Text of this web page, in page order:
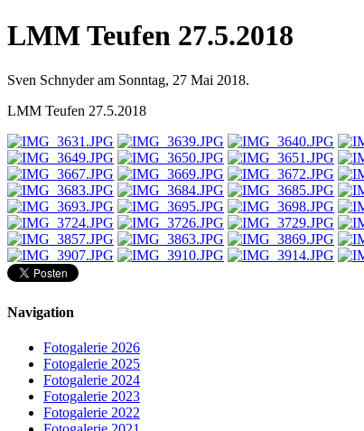
LMM Teufen 27.5.2018
Sven Schnyder am Sonntag, 27 Mai 2018.
LMM Teufen 27.5.2018
Navigation
Fotogalerie 2026
Fotogalerie 2025
Fotogalerie 2024
Fotogalerie 2023
Fotogalerie 2022